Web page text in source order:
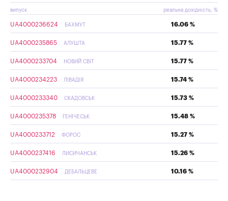
випуск реальна дохідність, %
UA4000236624 БАХМУТ 16.06 %
UA4000235865 АЛУШТА 15.77 %
UA4000233704 НОВИЙ СВІТ 15.77 %
UA4000234223 ЛІВАДІЯ 15.74 %
UA4000233340 СКАДОВСЬК 15.73 %
UA4000235378 ГЕНІЧЕСЬК 15.48 %
UA4000233712 ФОРОС 15.27 %
UA4000237416 ЛИСИЧАНСЬК 15.26 %
UA4000232904 ДЕБАЛЬЦЕВЕ 10.16 %